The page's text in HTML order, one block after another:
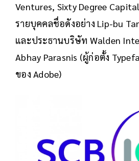
Ventures, Sixty Degree
รายบุคคลชื่อดังอย่าง Lip-bu
และประธานบริษัท Walden
Abhay Parasnis (ผู้ก่อตั้ง
ของ Adobe)